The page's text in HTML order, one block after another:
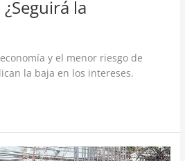
la
y el menor riesgo de
la baja en los intereses.